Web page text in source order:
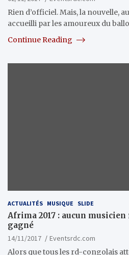
Rien d’officiel. Mais, la nouvelle,
accueilli par les amoureux du
Continue Reading
ACTUALITÉS MUSIQUE SLIDE
Afrima 2017 : aucun musicien
gagné
14/11/2017
Eventsrdc.com
Alors que tous les rd-congolais